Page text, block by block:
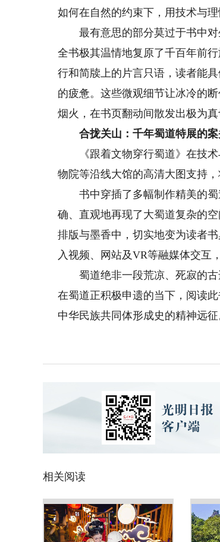
如何在自然的约束下，用技术与理
最有意思的部分莫过于书中对
全书极其温情地复原了千百年前
行和简牍上的片言只语，读者能
的疲惫。这些微观细节让冰冷的
烟火，在书页翻动间散发出极为真
合拢关山：千年蜀道特展的案
《跟着文物穿行蜀道》在技术
物院等沿线大馆的高清大图支持
书中穿插了多幅制作精美的蜀
确、直观地再现了大蜀道复杂的
排版与墨香中，切实地变为读者
入视频、网站及VR等融媒体交互
蜀道绝非一段荒凉、死寂的古
在蜀道正积极申遗的当下，阅读
中华民族共同体形成史的精神远征
相关阅读